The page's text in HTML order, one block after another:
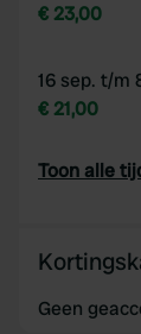
€ 23,00
16 sep. t/m
€ 21,00
Toon alle
Geen